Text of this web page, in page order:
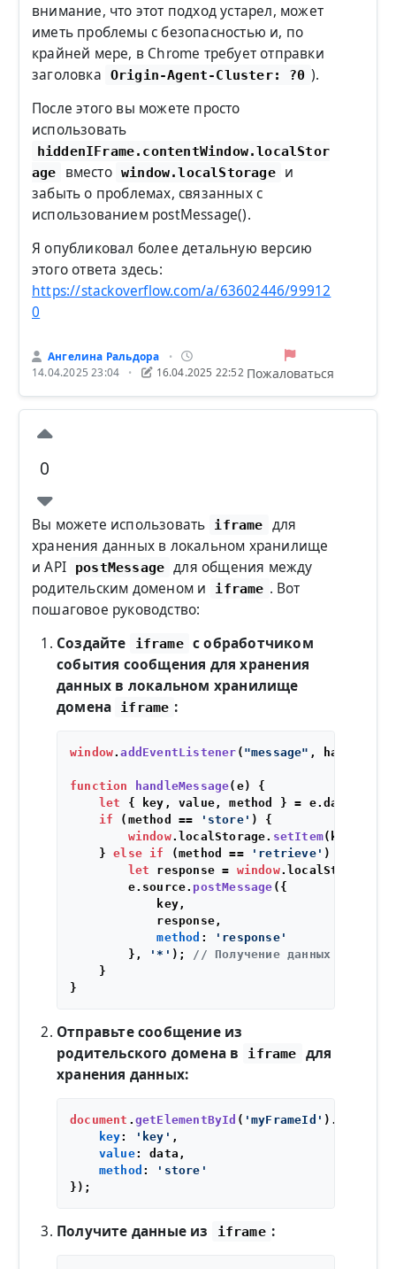
внимание, что этот подход устарел, может
иметь проблемы с безопасностью и, по
крайней мере, в Chrome требует отправки
заголовка
Origin-Agent-Cluster: ?0 ).
После этого вы можете просто
использовать
hiddenIFrame.contentWindow.localStor
age
вместо window.localStorage
и
забыть о проблемах, связанных с
использованием postMessage().
Я опубликовал более детальную версию
этого ответа здесь:
https://stackoverflow.com/a/63602446/99912
0
Ангелина Ральдора •
14.04.2025 23:04 • 16.04.2025 22:52 Пожаловаться
0
Вы можете использовать iframe
для
хранения данных в локальном хранилище
и API
postMessage для общения между
родительским доменом и
iframe . Вот
пошаговое руководство:
Создайте
iframe с обработчиком
события сообщения для хранения
данных в локальном хранилище
домена
iframe :
window.addEventListener ( "message" ,
function handleMessage( e) {
let { key, value, method } = e.data
if (method == 'store' ) {
window. localStorage. setItem(key,
    }
else if (method == 'retrieve' ) {
let response = window. localStorage
        e.
source. postMessage ({
            key,
            response,
method :
'response'
        },
'*' );
// Получение данных из
    }
Отправьте сообщение из
родительского домена в
iframe
для
хранения данных:
document . getElementById ( 'myFrameId' ).
key: 'key' ,
value: data,
method :
'store'
Получите данные из iframe :